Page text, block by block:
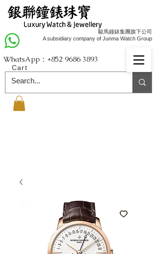
駿馬鐘錶集團旗下公司
A subsidiary company of Junma Watch Group
Cart
WhatsApp：+852 9686 3893